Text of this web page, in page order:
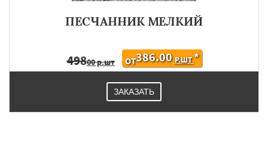
ПЕСЧАННИК МЕЛКИЙ
49800 р.шт ОТ386.00 Р.ШТ*
ЗАКАЗАТЬ